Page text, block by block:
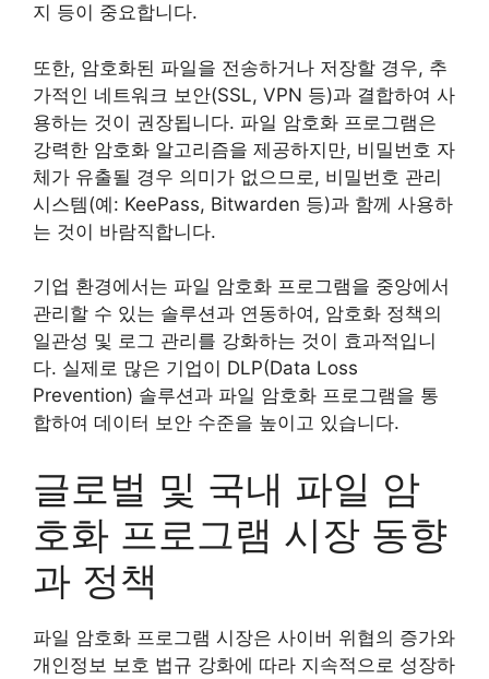
지 등이 중요합니다.
또한, 암호화된 파일을 전송하거나 저장할 경우, 추
가적인 네트워크 보안(SSL, VPN 등)과 결합하여 사
용하는 것이 권장됩니다. 파일 암호화 프로그램은
강력한 암호화 알고리즘을 제공하지만, 비밀번호 자
체가 유출될 경우 의미가 없으므로, 비밀번호 관리
시스템(예: KeePass, Bitwarden 등)과 함께 사용하
는 것이 바람직합니다.
기업 환경에서는 파일 암호화 프로그램을 중앙에서
관리할 수 있는 솔루션과 연동하여, 암호화 정책의
일관성 및 로그 관리를 강화하는 것이 효과적입니
다. 실제로 많은 기업이 DLP(Data Loss
Prevention) 솔루션과 파일 암호화 프로그램을 통
합하여 데이터 보안 수준을 높이고 있습니다.
글로벌 및 국내 파일 암
호화 프로그램 시장 동향
과 정책
파일 암호화 프로그램 시장은 사이버 위협의 증가와
개인정보 보호 법규 강화에 따라 지속적으로 성장하